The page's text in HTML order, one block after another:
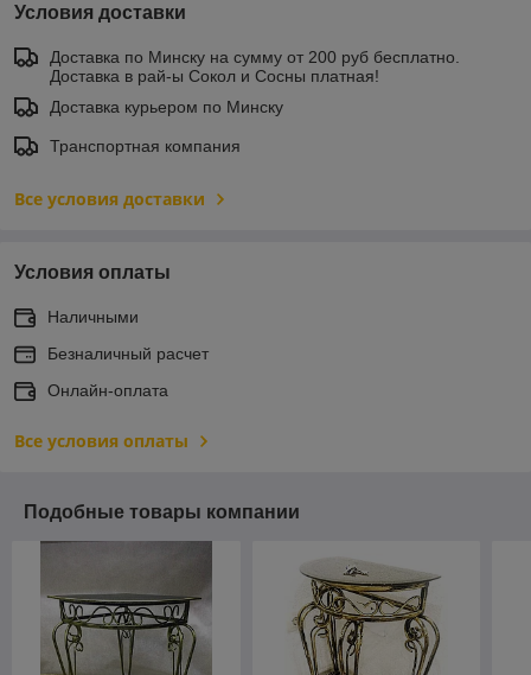
Условия доставки
Доставка по Минску на сумму от 200 руб бесплатно.
Доставка в рай-ы Сокол и Сосны платная!
Доставка курьером по Минску
Транспортная компания
Все условия доставки
Условия оплаты
Наличными
Безналичный расчет
Онлайн-оплата
Все условия оплаты
Подобные товары компании